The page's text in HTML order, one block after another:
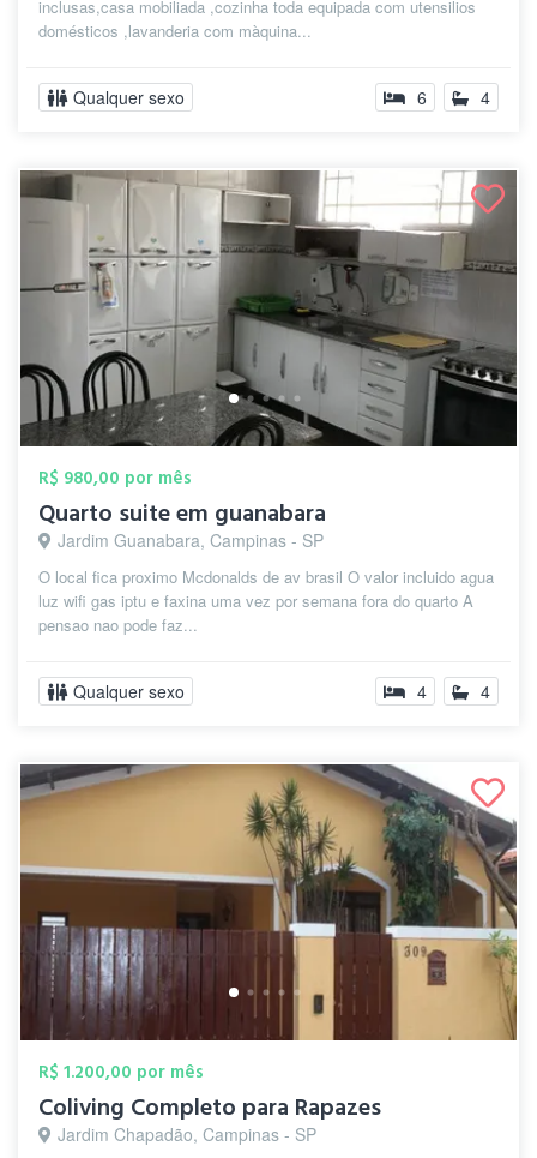
inclusas,casa mobiliada ,cozinha toda equipada com utensilios
domésticos ,lavanderia com màquina...
Qualquer sexo 6 4
R$ 980,00 por mês
Quarto suite em guanabara
Jardim Guanabara, Campinas - SP
O local fica proximo Mcdonalds de av brasil O valor incluido agua
luz wifi gas iptu e faxina uma vez por semana fora do quarto A
pensao nao pode faz...
Qualquer sexo 4 4
R$ 1.200,00 por mês
Coliving Completo para Rapazes
Jardim Chapadão, Campinas - SP